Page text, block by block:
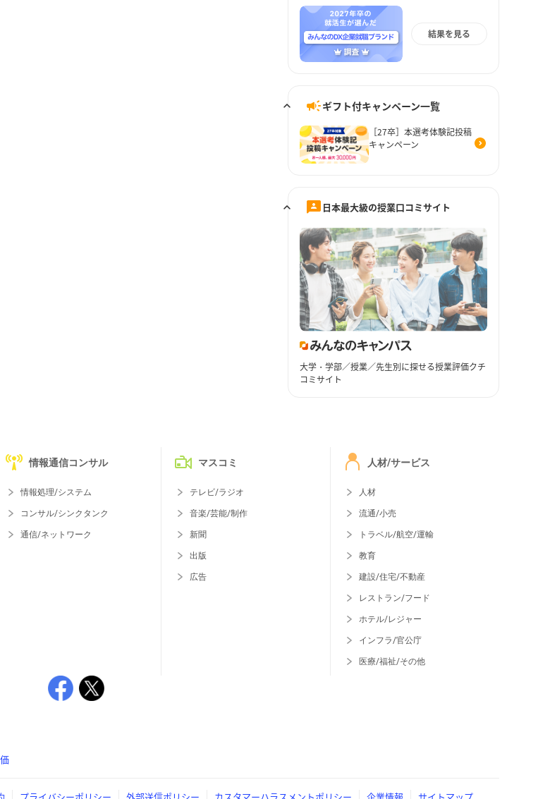
結果を見る
ギフト付キャンペーン一覧
［27卒］本選考体験記投稿
キャンペーン
日本最大級の授業口コミサイト
大学・学部／授業／先生別に探せる授業評価クチ
コミサイト
情報通信コンサル
情報処理/システム
コンサル/シンクタンク
通信/ネットワーク
マスコミ
テレビ/ラジオ
音楽/芸能/制作
新聞
出版
広告
人材/サービス
人材
流通/小売
トラベル/航空/運輸
教育
建設/住宅/不動産
レストラン/フード
ホテル/レジャー
インフラ/官公庁
医療/福祉/その他